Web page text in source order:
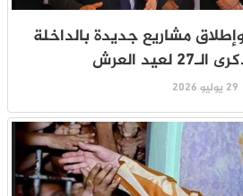
مشاريع جديدة بالداخلة
لعيد العرش
29 يوليو 2026